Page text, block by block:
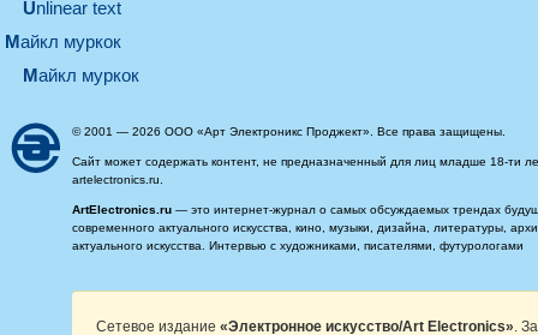
Unlinear text
майкл муркок
майкл муркок
© 2001 — 2026 ООО «Арт Электроникс Проджект». Все права защищены.
Сайт может содержать контент, не предназначенный для лиц младше 18-ти
artelectronics.ru.
ArtElectronics.ru — это интернет-журнал о самых обсуждаемых трендах
современного актуального искусства, кино, музыки, дизайна, литературы,
актуального искусства. Интервью с художниками, писателями, футурологами
Сетевое издание «Электронное искусство/Art Electronics» .